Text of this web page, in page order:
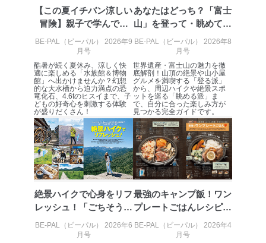
ス、キャンペーン等の広告に関す
るご案内のため
採用応募者の方の
個人情報
当社の従業者の個
人情報
人事、総務などの雇用管理等のた
め
6
パートナー（提携
企業）からの委託
により当社の
定期購読サービス
等をご利用の方の
個人情報
購入商品配送のため
提携企業及びお客様がご購入され
た商品の発売元企業からのｅメー
ル等による商品、
サービス、キャンペーン等の広告
に関するご案内のため
7
SNS公式アカウン
トに登録された方
の個人情報
当社のサービス利用状況の把握お
よびその分析のため
お問い合わせ対応、トラブル対
処、オペレーター教育など応対品
質向上のため
その他当社のプライバシーポリシ
ー等にて公表する利用目的達成の
ため
※上記の利用目的のうちNo.1～5については保有個人デ
【この夏イチバン涼しい
冒険】親子で学んで感
動！全国の「...
BE-PAL（ビーパル） 2026年9
月号
酷暑が続く夏休み、涼しく快
適に楽しめる「水族館＆博物
館」へ出かけませんか？幻想
的な大水槽から迫力満点の恐
竜化石、4.6tのヒスイまで、子
どもの好奇心を刺激する体験
が盛りだくさん！
あなたはどっち？「富士
山」を登って・眺めて楽
しみ尽くす...
BE-PAL（ビーパル） 2026年8
月号
世界遺産・富士山の魅力を徹
底解剖！山頂の絶景や山小屋
グルメを満喫する「登る派」
から、周辺ハイクや絶景スポ
ットを巡る「眺める派」ま
で、自分に合った楽しみ方が
見つかる完全ガイドです。
絶景ハイクで心身をリフ
レッシュ！「ごちそう」
も満喫する...
BE-PAL（ビーパル） 2026年6
月号
最強のキャンプ飯！ワン
プレートごはんレシピ特
集
BE-PAL（ビーパル） 2026年4
月号